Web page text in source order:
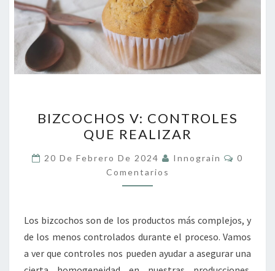
V:
CONTROLES
QUE
REALIZAR
BIZCOCHOS V: CONTROLES
QUE REALIZAR
20 De Febrero De 2024 Innograin
0
Comentarios
Los bizcochos son de los productos más complejos, y
de los menos controlados durante el proceso. Vamos
a ver que controles nos pueden ayudar a asegurar una